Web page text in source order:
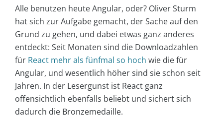
Alle benutzen heute Angular, oder? Oliver Sturm
hat sich zur Aufgabe gemacht, der Sache auf den
Grund zu gehen, und dabei etwas ganz anderes
entdeckt: Seit Monaten sind die Downloadzahlen
für React mehr als fünfmal so hoch wie die für
Angular, und wesentlich höher sind sie schon seit
Jahren. In der Lesergunst ist React ganz
offensichtlich ebenfalls beliebt und sichert sich
dadurch die Bronzemedaille.